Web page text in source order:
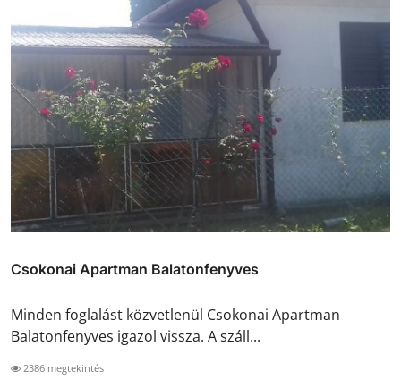
Csokonai Apartman Balatonfenyves
Minden foglalást közvetlenül Csokonai Apartman
Balatonfenyves igazol vissza. A száll...
2386 megtekintés